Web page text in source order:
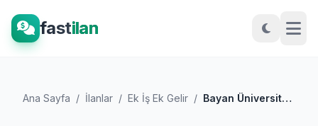
fastilan
Ana Sayfa / İlanlar / Ek İş Ek Gelir / Bayan Üniversite öğrencileri Aranıyor